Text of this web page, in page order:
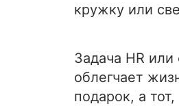
кружку или
Задача HR
облегчает
подарок, а